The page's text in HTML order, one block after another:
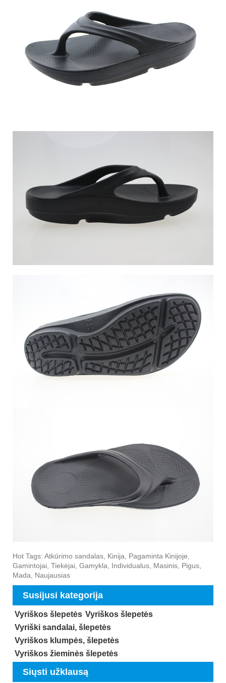
Hot Tags: Atkūrimo sandalas, Kinija, Pagaminta Kinijoje,
Gamintojai, Tiekėjai, Gamykla, Individualus, Masinis, Pigus,
Mada, Naujausias
Susijusi kategorija
Vyriškos šlepetės Vyriškos šlepetės
Vyriški sandalai, šlepetės
Vyriškos klumpės, šlepetės
Vyriškos žieminės šlepetės
Siųsti užklausą